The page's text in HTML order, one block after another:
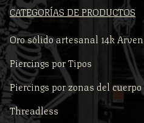
CATEGORÍAS DE PRODUCTOS
Oro sólido artesanal 14k
Piercings por Tipos
Piercings por zonas del cuerpo
Threadless